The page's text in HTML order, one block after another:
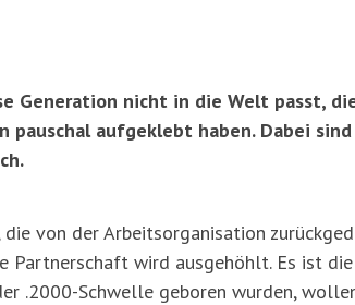
Generation nicht in die Welt passt,
aufgeklebt haben. Dabei
die von der Arbeitsorganisation
Partnerschaft wird ausgehöhlt. Es ist
.2000-Schwelle geboren wurden,